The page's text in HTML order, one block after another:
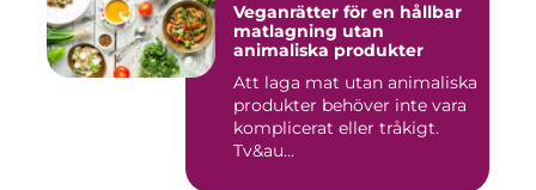
Veganrätter för en hållbar
matlagning utan
animaliska produkter
Att laga mat utan animaliska
produkter behöver inte vara
komplicerat eller tråkigt.
Tv&au...